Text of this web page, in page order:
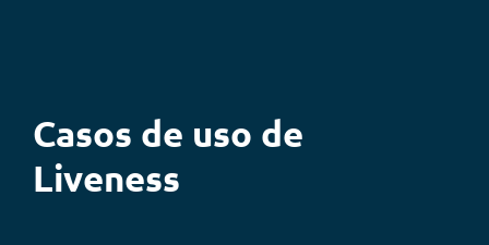
Casos de uso de
Liveness